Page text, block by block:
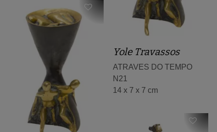
Yole Travassos
ATRAVES DO TEMPO
N21
14 x 7 x 7 cm